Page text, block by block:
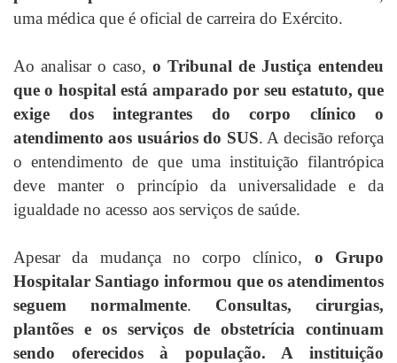
uma médica que é oficial de carreira do Exército.
Ao analisar o caso, o Tribunal de Justiça entendeu
que o hospital está amparado por seu estatuto, que
exige dos integrantes do corpo clínico o
atendimento aos usuários do SUS. A decisão reforça
o entendimento de que uma instituição filantrópica
deve manter o princípio da universalidade e da
igualdade no acesso aos serviços de saúde.
Apesar da mudança no corpo clínico, o Grupo
Hospitalar Santiago informou que os atendimentos
seguem normalmente. Consultas, cirurgias,
plantões e os serviços de obstetrícia continuam
sendo oferecidos à população. A instituição